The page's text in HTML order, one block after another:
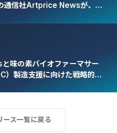
通信社Artprice Newsが、
味の素バイオファーマサー
）製造支援に向けた戦略的コ
ース一覧に戻る